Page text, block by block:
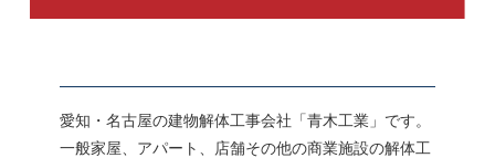
愛知・名古屋の建物解体工事会社「青木工業」です。
一般家屋、アパート、店舗その他の商業施設の解体工